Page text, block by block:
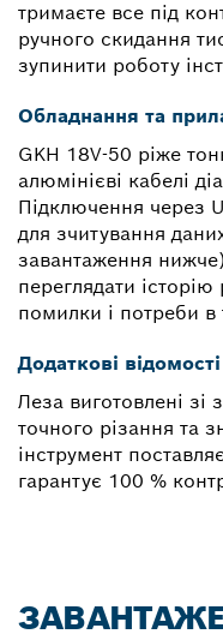
тримаєте все під
ручного скидання
зупинити роботу
Обладнання та
GKH 18V-50 ріже
алюмінієві кабелі
Підключення через
для зчитування
завантаження
переглядати
помилки і потреби в
Додаткові відомості
Леза виготовлені зі
точного різання та
інструмент
гарантує 100 %